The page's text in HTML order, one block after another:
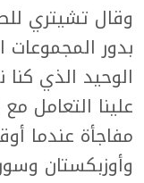
وقال تشيتري
بدور المجموعات
الوحيد الذي
علينا التعامل
مفاجأة عندما
وأوزبكستان